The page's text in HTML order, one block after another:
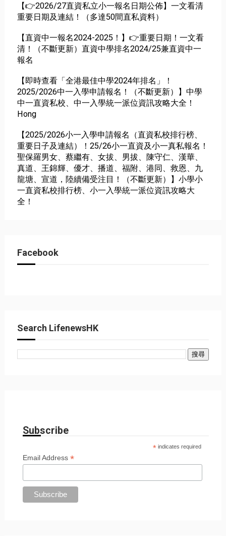
【👉2026/27直資私立小一報名日期公佈】一文看清
重要日期及連結！（多達50間直私資料）
【直資中一報名2024-2025！】👉重要日期！一文看
清！（不斷更新）直資中學排名2024/25兼直資中一
報名
【即時查看「全港最佳中學2024年排名」！
2025/2026中一入學申請報名！（不斷更新）】中學
中一直資私校、中一入學統一派位資訊攻略大全！
Hong
【2025/2026小一入學申請報名（直資私校排行榜、
重要日子及連結）！25/26小一直資及小一真私報名！
聖保羅男女、蔡繼有、女拔、男拔、陳守仁、漢華、
真道、王錦輝、優才、播道、福附、港同、救恩、九
龍塘、宣道，陸續備受注目！（不斷更新）】小學小
一直資私校排行榜、小一入學統一派位資訊攻略大
全！
Facebook
Search LifenewsHK
Subscribe
* indicates required
Email Address*